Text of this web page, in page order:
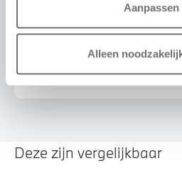
Aanpassen
Alleen
Voorstel aanvragen
U vertelt meer over uw auto
We verrekenen de waarde
Deze zijn vergelijkbaar